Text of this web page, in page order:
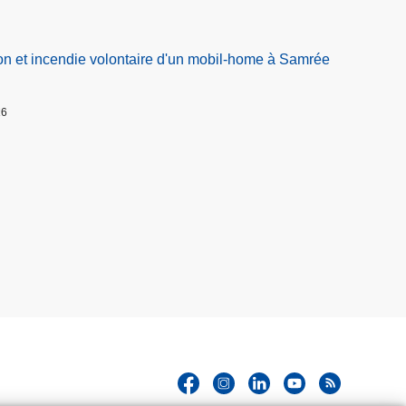
et incendie volontaire d'un mobil-home à Samrée